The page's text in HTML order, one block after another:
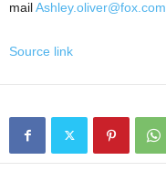
mailAshley.oliver@fox.com
Source link